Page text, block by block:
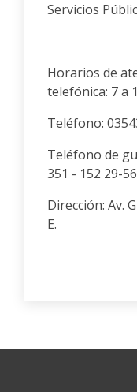
Servicios
Horarios de
telefónica: 7 a
Teléfono:
Teléfono de
351 - 152 29-
Dirección: Av.
E.